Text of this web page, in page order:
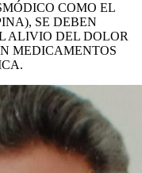
COMO EL
SE DEBEN
ALIVIO DEL DOLOR
MEDICAMENTOS